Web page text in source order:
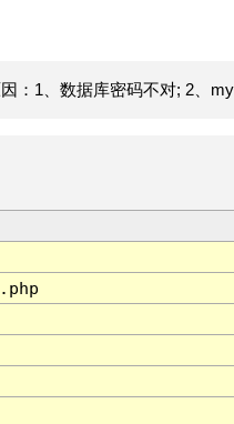
：1、数据库密码不对; 2、